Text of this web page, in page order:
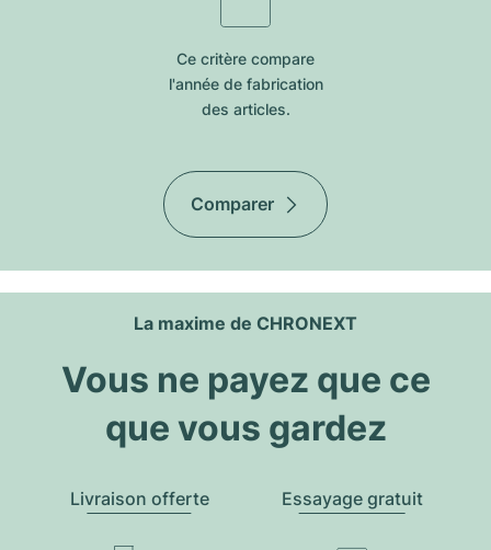
Ce critère compare
l'année de fabrication
des articles.
Comparer
La maxime de CHRONEXT
Vous ne payez que ce
que vous gardez
Livraison offerte Essayage gratuit